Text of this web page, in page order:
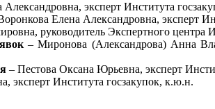
эксперт Института
Елена Александровна, эксперт
руководитель Экспертного центра
– Миронова (Александрова) Анна
– Пестова Оксана Юрьевна, эксперт
эксперт Института госзакупок, к.ю.н.